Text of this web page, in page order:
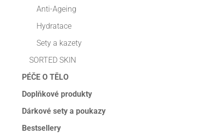
Anti-Ageing
Hydratace
Sety a kazety
SORTED SKIN
PÉČE O TĚLO
Doplňkové produkty
Dárkové sety a poukazy
Bestsellery